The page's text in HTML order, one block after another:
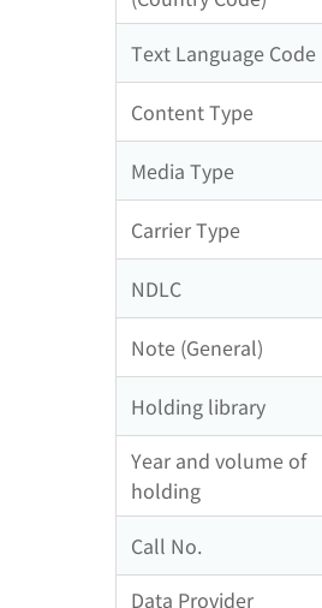
Text Language Code
Content Type
Media Type
Carrier Type
NDLC
Note (General)
Holding library
Year and volume of
holding
Call No.
Data Provider